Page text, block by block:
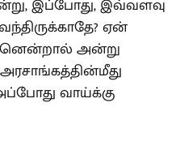
இப்போது, இவ்வளவு
ஏன்
அன்று
வாய்க்கு